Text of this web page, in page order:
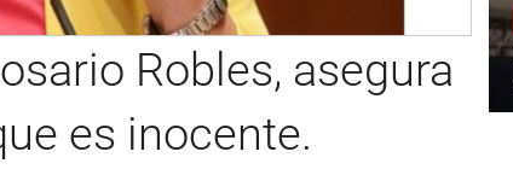
Robles, asegura
es inocente.